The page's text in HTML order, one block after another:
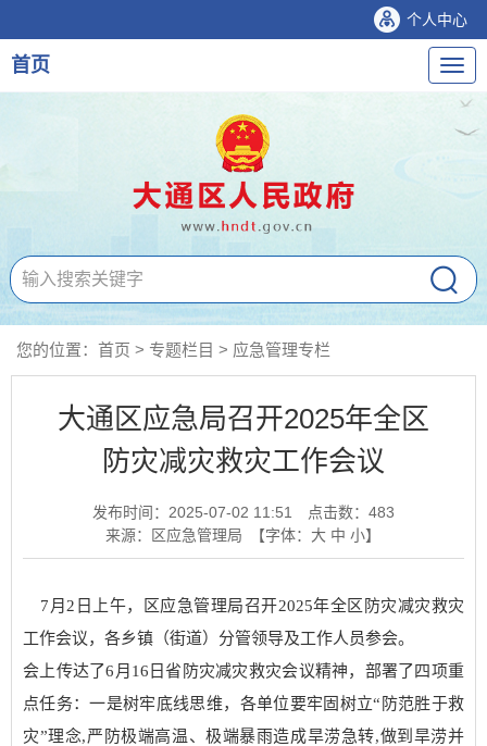
个人中心
导
航
首页
您的位置： 首页 > 专题栏目 > 应急管理专栏
大通区应急局召开2025年全区
防灾减灾救灾工作会议
发布时间：2025-07-02 11:51 点击数： 483
来源：区应急管理局
【字体： 大 中 小】
7月2日上午，区应急管理局召开2025年全区防灾减灾救灾
工作会议，各乡镇（街道）分管领导及工作人员参会。
会上传达了6月16日省防灾减灾救灾会议精神，部署了四项重
点任务：一是树牢底线思维，各单位要牢固树立“防范胜于救
灾”理念,严防极端高温、极端暴雨造成旱涝急转,做到旱涝并